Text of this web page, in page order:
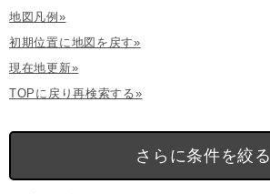
地図凡例»
初期位置に地図を戻す»
現在地更新»
TOPに戻り再検索する»
さらに条件を絞る